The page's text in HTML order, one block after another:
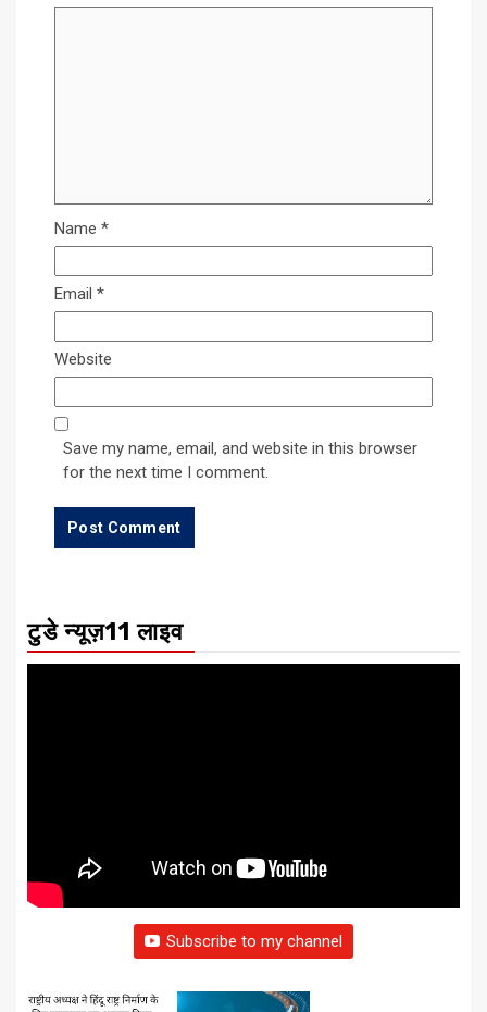
Name *
Email *
Website
Save my name, email, and website in this browser
for the next time I comment.
टुडे न्यूज़11 लाइव
Subscribe to my channel